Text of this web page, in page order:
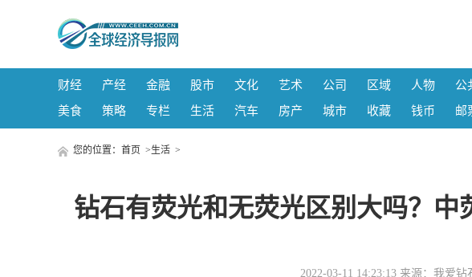
财经 产经 金融 股市 文化 艺术 公司 区域 人物 公
美食
策略 专栏 生活 汽车 房产 城市 收藏 钱币 邮
您的位置： 首页 >生活 >
钻石有荧光和无荧光区别大吗？中
2022-03-11 14:23:13 来源：我爱钻